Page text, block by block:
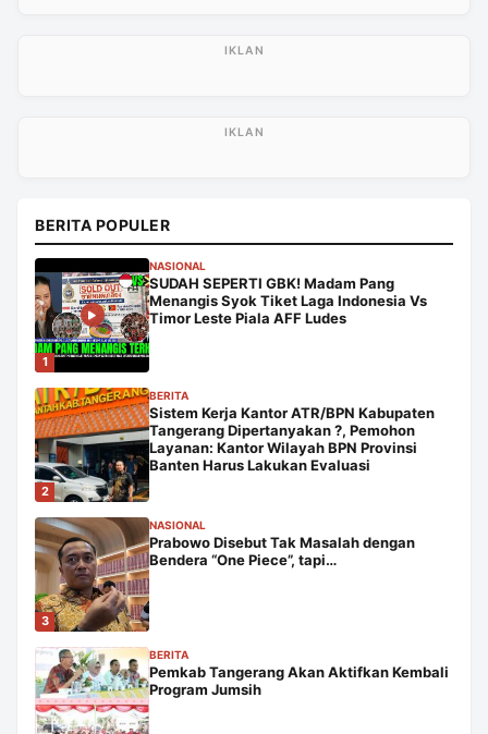
BERITA POPULER
1
NASIONAL
SUDAH SEPERTI GBK! Madam Pang
Menangis Syok Tiket Laga Indonesia Vs
Timor Leste Piala AFF Ludes
2
BERITA
Sistem Kerja Kantor ATR/BPN Kabupaten
Tangerang Dipertanyakan ?, Pemohon
Layanan: Kantor Wilayah BPN Provinsi
Banten Harus Lakukan Evaluasi
3
NASIONAL
Prabowo Disebut Tak Masalah dengan
Bendera “One Piece”, tapi…
BERITA
Pemkab Tangerang Akan Aktifkan Kembali
Program Jumsih